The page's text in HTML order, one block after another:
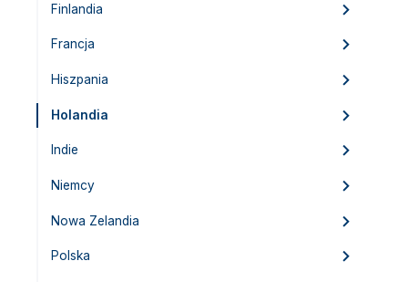
Finlandia
Francja
Hiszpania
Holandia
Indie
Niemcy
Nowa Zelandia
Polska